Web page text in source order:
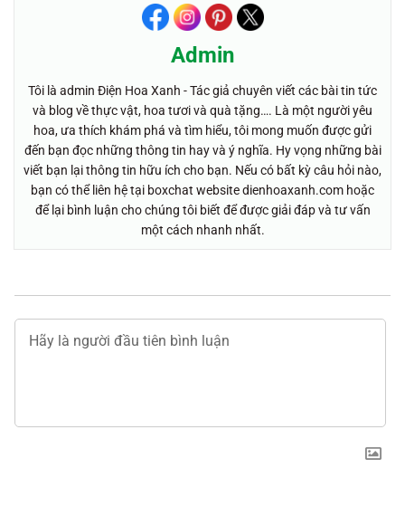
Admin
Tôi là admin Điện Hoa Xanh - Tác giả chuyên viết các bài tin tức
và blog về thực vật, hoa tươi và quà tặng…. Là một người yêu
hoa, ưa thích khám phá và tìm hiểu, tôi mong muốn được gửi
đến bạn đọc những thông tin hay và ý nghĩa. Hy vọng những bài
viết bạn lại thông tin hữu ích cho bạn. Nếu có bất kỳ câu hỏi nào,
bạn có thể liên hệ tại boxchat website dienhoaxanh.com hoặc
để lại bình luận cho chúng tôi biết để được giải đáp và tư vấn
một cách nhanh nhất.